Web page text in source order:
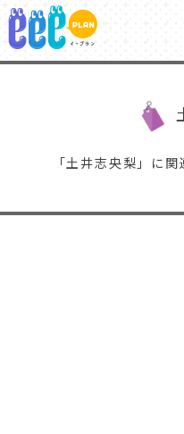
「土井志央梨」に